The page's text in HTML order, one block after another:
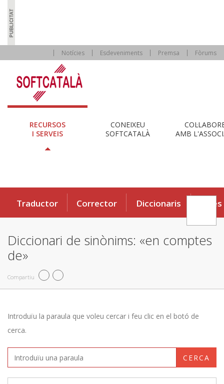
Notícies Esdeveniments Premsa Fòrums
RECURSOS
I SERVEIS
CONEIXEU
SOFTCATALÀ
AMB
Traductor Corrector Diccionaris Eines
Diccionari de sinònims: «en comptes
de»
Compartiu
Introduïu la paraula que voleu cercar i feu clic en el botó de
cerca.
CERCA